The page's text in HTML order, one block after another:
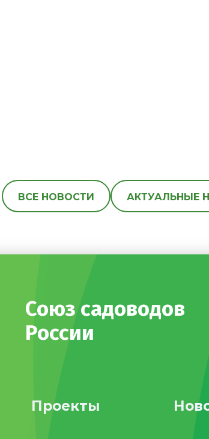
ВСЕ НОВОСТИ АКТУАЛЬНЫЕ
Союз садоводов
России
Проекты